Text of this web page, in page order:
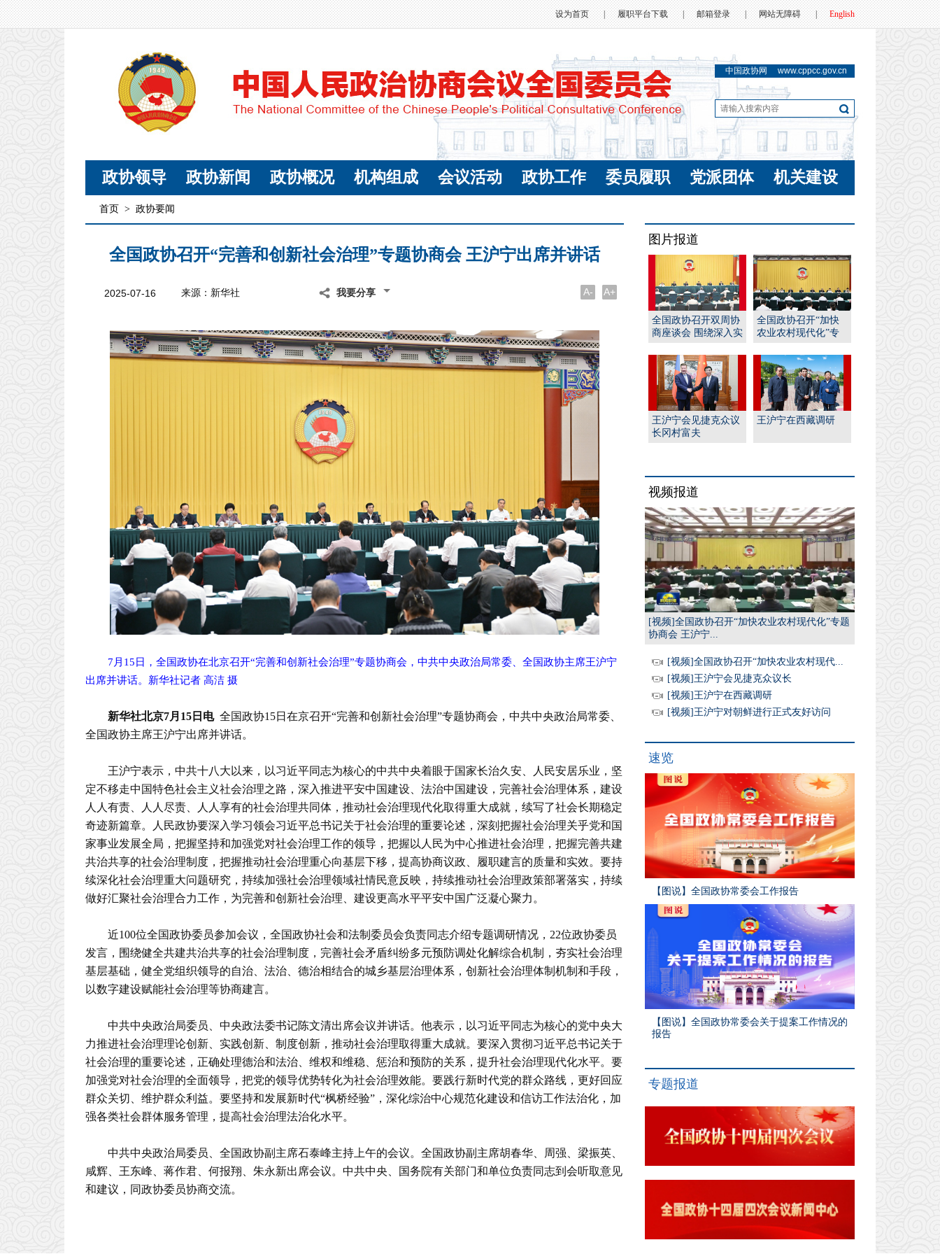
设为首页 履职平台下载 | 邮箱登录 网站无障碍 | English
中国政协网 www.cppcc.gov.cn
政协领导 政协新闻 政协概况 机构组成 会议活动 政协工作 委员履职 党派团体 机关建设
首页 > 政协要闻
全国政协召开“完善和创新社会治理”专题协商会 王沪宁出席并讲话
2025-07-16 来源：新华社 我要分享 A- A+
7月15日，全国政协在北京召开“完善和创新社会治理”专题协商会，中共中央政治局常委、全国政协主席王沪宁
出席并讲话。新华社记者 高洁 摄
新华社北京7月15日电 全国政协15日在京召开“完善和创新社会治理”专题协商会，中共中央政治局常委、
全国政协主席王沪宁出席并讲话。
王沪宁表示，中共十八大以来，以习近平同志为核心的中共中央着眼于国家长治久安、人民安居乐业，坚
定不移走中国特色社会主义社会治理之路，深入推进平安中国建设、法治中国建设，完善社会治理体系，建设
人人有责、人人尽责、人人享有的社会治理共同体，推动社会治理现代化取得重大成就，续写了社会长期稳定
奇迹新篇章。人民政协要深入学习领会习近平总书记关于社会治理的重要论述，深刻把握社会治理关乎党和国
家事业发展全局，把握坚持和加强党对社会治理工作的领导，把握以人民为中心推进社会治理，把握完善共建
共治共享的社会治理制度，把握推动社会治理重心向基层下移，提高协商议政、履职建言的质量和实效。要持
续深化社会治理重大问题研究，持续加强社会治理领域社情民意反映，持续推动社会治理政策部署落实，持续
做好汇聚社会治理合力工作，为完善和创新社会治理、建设更高水平平安中国广泛凝心聚力。
近100位全国政协委员参加会议，全国政协社会和法制委员会负责同志介绍专题调研情况，22位政协委员
发言，围绕健全共建共治共享的社会治理制度，完善社会矛盾纠纷多元预防调处化解综合机制，夯实社会治理
基层基础，健全党组织领导的自治、法治、德治相结合的城乡基层治理体系，创新社会治理体制机制和手段，
以数字建设赋能社会治理等协商建言。
中共中央政治局委员、中央政法委书记陈文清出席会议并讲话。他表示，以习近平同志为核心的党中央大
力推进社会治理理论创新、实践创新、制度创新，推动社会治理取得重大成就。要深入贯彻习近平总书记关于
社会治理的重要论述，正确处理德治和法治、维权和维稳、惩治和预防的关系，提升社会治理现代化水平。要
加强党对社会治理的全面领导，把党的领导优势转化为社会治理效能。要践行新时代党的群众路线，更好回应
群众关切、维护群众利益。要坚持和发展新时代“枫桥经验”，深化综治中心规范化建设和信访工作法治化，加
强各类社会群体服务管理，提高社会治理法治化水平。
中共中央政治局委员、全国政协副主席石泰峰主持上午的会议。全国政协副主席胡春华、周强、梁振英、
咸辉、王东峰、蒋作君、何报翔、朱永新出席会议。中共中央、国务院有关部门和单位负责同志到会听取意见
和建议，同政协委员协商交流。
图片报道
全国政协召开双周协
商座谈会 围绕深入实
动...
全国政协召开“加快
农业农村现代化”专
并...
王沪宁会见捷克众议
长冈村富夫
王沪宁在西藏调研
视频报道
[视频]全国政协召开“加快农业农村现代化”专题
协商会 王沪宁...
[视频]全国政协召开“加快农业农村现代...
[视频]王沪宁会见捷克众议长
[视频]王沪宁在西藏调研
[视频]王沪宁对朝鲜进行正式友好访问
速览
【图说】全国政协常委会工作报告
【图说】全国政协常委会关于提案工作情况的
报告
专题报道